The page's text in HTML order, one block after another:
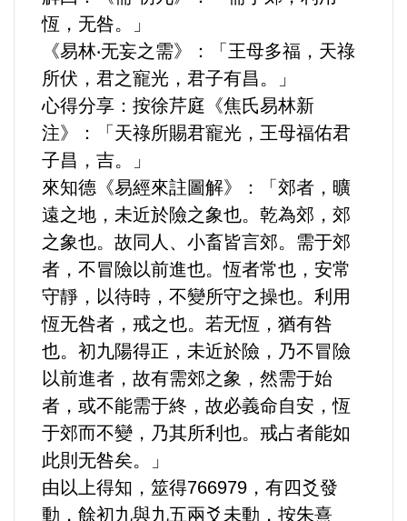
兩岸/大陸
寵物/動保
婦女/孩童
健康/養生
命理/信仰/宗教/宮廟/教會
演講/發表會/論壇/研討會
內政/社會/福利/弱勢/慈善
國際/全球
恆，无咎。」
《易林‧无妄之需》：「王母多福，天祿
所伏，君之寵光，君子有昌。」
心得分享：按徐芹庭《焦氏易林新
注》：「天祿所賜君寵光，王母福佑君
子昌，吉。」
來知德《易經來註圖解》：「郊者，曠
遠之地，未近於險之象也。乾為郊，郊
之象也。故同人、小畜皆言郊。需于郊
者，不冒險以前進也。恆者常也，安常
守靜，以待時，不變所守之操也。利用
恆无咎者，戒之也。若无恆，猶有咎
也。初九陽得正，未近於險，乃不冒險
以前進者，故有需郊之象，然需于始
者，或不能需于終，故必義命自安，恆
于郊而不變，乃其所利也。戒占者能如
此則无咎矣。」
由以上得知，筮得766979，有四爻發
動，餘初九與九五兩爻未動，按朱熹